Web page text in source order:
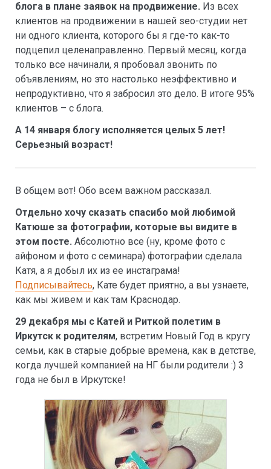
блога в плане заявок на продвижение. Из всех
клиентов на продвижении в нашей seo-студии нет
ни одного клиента, которого бы я где-то как-то
подцепил целенаправленно. Первый месяц, когда
только все начинали, я пробовал звонить по
объявлениям, но это настолько неэффективно и
непродуктивно, что я забросил это дело. В итоге 95%
клиентов – с блога.
А 14 января блогу исполняется целых 5 лет!
Серьезный возраст!
В общем вот! Обо всем важном рассказал.
Отдельно хочу сказать спасибо мой любимой
Катюше за фотографии, которые вы видите в
этом посте. Абсолютно все (ну, кроме фото с
айфоном и фото с семинара) фотографии сделала
Катя, а я добыл их из ее инстаграма!
Подписывайтесь, Кате будет приятно, а вы узнаете,
как мы живем и как там Краснодар.
29 декабря мы с Катей и Риткой полетим в
Иркутск к родителям, встретим Новый Год в кругу
семьи, как в старые добрые времена, как в детстве,
когда лучшей компанией на НГ были родители :) 3
года не был в Иркутске!